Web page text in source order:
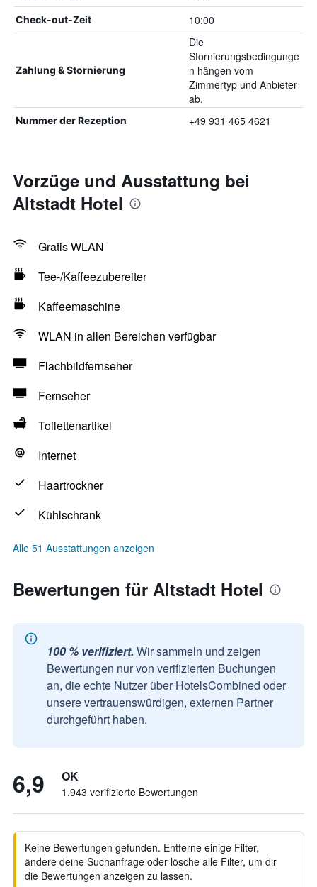
Check-out-Zeit 10:00
Zahlung & Stornierung
Die
Stornierungsbedingunge
n hängen vom
Zimmertyp und Anbieter
ab.
Nummer der Rezeption +49 931 465 4621
Vorzüge und Ausstattung bei
Altstadt Hotel
Gratis WLAN
Tee-/Kaffeezubereiter
Kaffeemaschine
WLAN in allen Bereichen verfügbar
Flachbildfernseher
Fernseher
Toilettenartikel
Internet
Haartrockner
Kühlschrank
Alle 51 Ausstattungen anzeigen
Bewertungen für Altstadt Hotel
100 % verifiziert. Wir sammeln und zeigen
Bewertungen nur von verifizierten Buchungen
an, die echte Nutzer über HotelsCombined oder
unsere vertrauenswürdigen, externen Partner
durchgeführt haben.
6,9 OK
1.943 verifizierte Bewertungen
Keine Bewertungen gefunden. Entferne einige Filter,
ändere deine Suchanfrage oder lösche alle Filter, um dir
die Bewertungen anzeigen zu lassen.